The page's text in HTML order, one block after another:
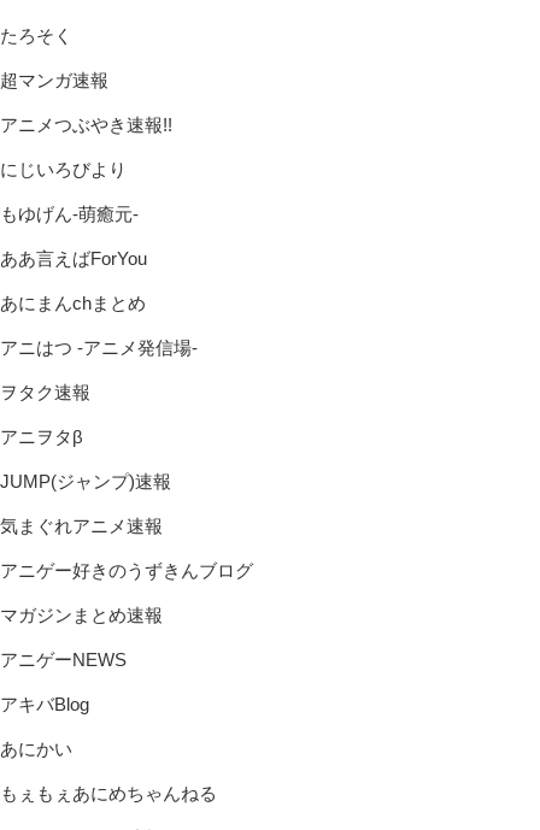
たろそく
超マンガ速報
アニメつぶやき速報!!
にじいろびより
もゆげん-萌癒元-
ああ言えばForYou
あにまんchまとめ
アニはつ -アニメ発信場-
ヲタク速報
アニヲタβ
JUMP(ジャンプ)速報
気まぐれアニメ速報
アニゲー好きのうずきんブログ
マガジンまとめ速報
アニゲーNEWS
アキバBlog
あにかい
もぇもぇあにめちゃんねる